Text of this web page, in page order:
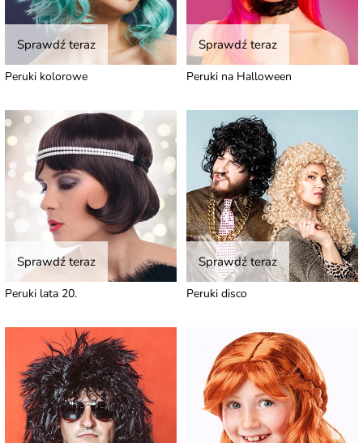
Sprawdź teraz
Peruki kolorowe
Sprawdź teraz
Peruki na Halloween
Sprawdź teraz
Peruki lata 20.
Sprawdź teraz
Peruki disco